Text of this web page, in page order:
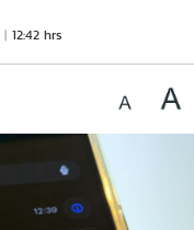
12:42 hrs